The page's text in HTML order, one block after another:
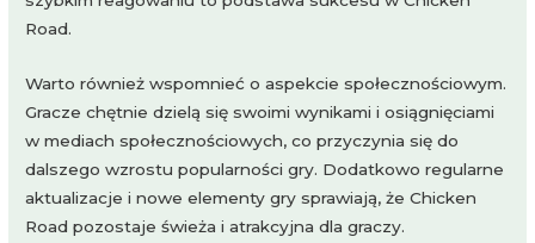
Road.
Warto również wspomnieć o aspekcie społecznościowym.
Gracze chętnie dzielą się swoimi wynikami i osiągnięciami
w mediach społecznościowych, co przyczynia się do
dalszego wzrostu popularności gry. Dodatkowo regularne
aktualizacje i nowe elementy gry sprawiają, że Chicken
Road pozostaje świeża i atrakcyjna dla graczy.